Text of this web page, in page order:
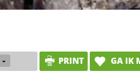
- PRINT GA IK